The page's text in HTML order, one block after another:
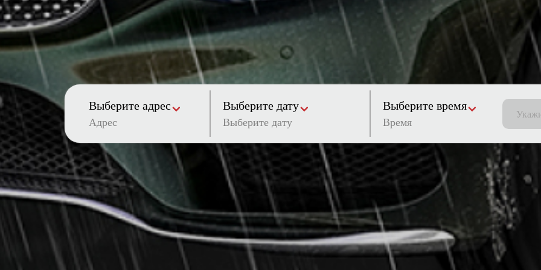
Выберите адрес
Адрес
Выберите дату Выберите время
Время